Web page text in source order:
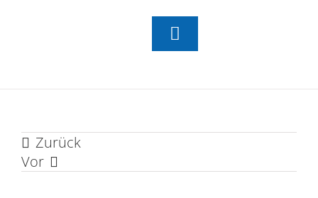
Toggle
Zurück
Vor